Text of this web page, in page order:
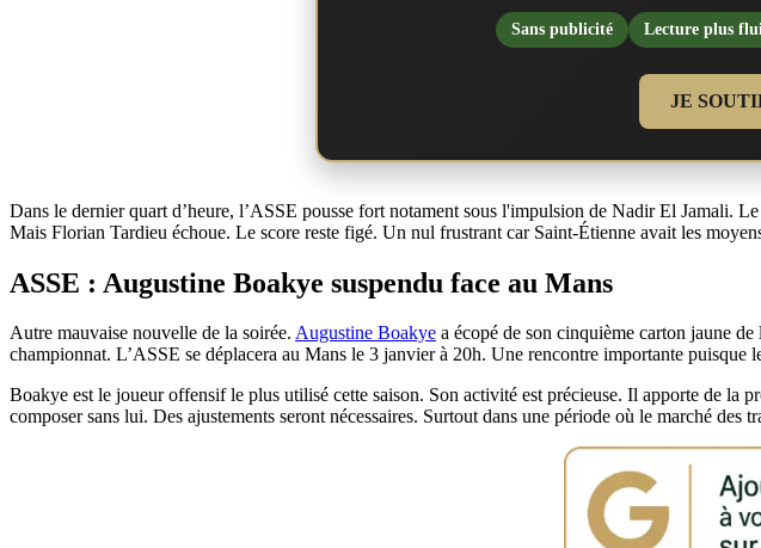
Sans publicité Lecture plus
JE
Dans le dernier quart d’heure, l’ASSE pousse fort notament sous l'impulsion de Nadir El Jamali.
Mais Florian Tardieu échoue. Le score reste figé. Un nul frustrant car Saint-Étienne avait les
ASSE : Augustine Boakye suspendu face au Mans
Autre mauvaise nouvelle de la soirée. Augustine Boakye a écopé de son cinquième carton jaune
championnat. L’ASSE se déplacera au Mans le 3 janvier à 20h. Une rencontre importante puisque
Boakye est le joueur offensif le plus utilisé cette saison. Son activité est précieuse. Il apporte de la
composer sans lui. Des ajustements seront nécessaires. Surtout dans une période où le marché